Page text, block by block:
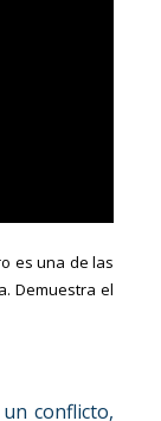
es una de las
Demuestra el
conflicto,